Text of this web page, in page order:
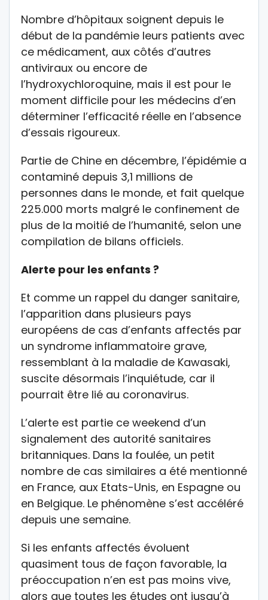
Nombre d’hôpitaux soignent depuis le
début de la pandémie leurs patients avec
ce médicament, aux côtés d’autres
antiviraux ou encore de
l’hydroxychloroquine, mais il est pour le
moment difficile pour les médecins d’en
déterminer l’efficacité réelle en l’absence
d’essais rigoureux.
Partie de Chine en décembre, l’épidémie a
contaminé depuis 3,1 millions de
personnes dans le monde, et fait quelque
225.000 morts malgré le confinement de
plus de la moitié de l’humanité, selon une
compilation de bilans officiels.
Alerte pour les enfants ?
Et comme un rappel du danger sanitaire,
l’apparition dans plusieurs pays
européens de cas d’enfants affectés par
un syndrome inflammatoire grave,
ressemblant à la maladie de Kawasaki,
suscite désormais l’inquiétude, car il
pourrait être lié au coronavirus.
L’alerte est partie ce weekend d’un
signalement des autorité sanitaires
britanniques. Dans la foulée, un petit
nombre de cas similaires a été mentionné
en France, aux Etats-Unis, en Espagne ou
en Belgique. Le phénomène s’est accéléré
depuis une semaine.
Si les enfants affectés évoluent
quasiment tous de façon favorable, la
préoccupation n’en est pas moins vive,
alors que toutes les études ont jusqu’à